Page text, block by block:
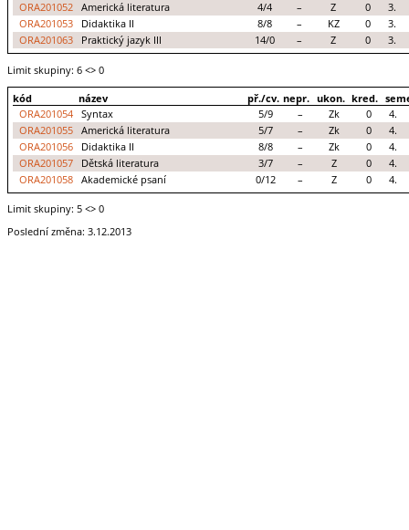
ORA201052
Americká literatura 4/4 – Z 0
3.
ORA201053
Didaktika II 8/8 – KZ 0
3.
ORA201063
Praktický jazyk III 14/0 – Z 0 3.
Limit skupiny: 6 <> 0
kód název př./cv. nepr. ukon. kred.
ORA201054
Syntax 5/9 – Zk 0
4.
ORA201055
Americká literatura 5/7 – Zk 0
4.
ORA201056
Didaktika II 8/8 – Zk 0
4.
ORA201057
Dětská literatura 3/7 – Z 0
4.
ORA201058
Akademické psaní 0/12 – Z 0 4.
Limit skupiny: 5 <> 0
Poslední změna: 3.12.2013